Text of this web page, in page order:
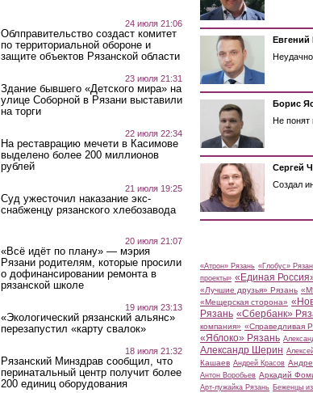
24 июля 21:06
Облправительство создаст комитет
по территориальной обороне и
защите объектов Рязанской области
23 июля 21:31
Здание бывшего «Детского мира» на
улице Соборной в Рязани выставили
на торги
22 июля 22:34
На реставрацию мечети в Касимове
выделено более 200 миллионов
рублей
21 июля 19:25
Суд ужесточил наказание экс-
снабженцу рязанского хлебозавода
20 июля 21:07
«Всё идёт по плану» — мэрия
Рязани родителям, которые просили
о дофинансировании ремонта в
рязанской школе
19 июля 23:13
«Экологический рязанский альянс»
перезапустил «карту свалок»
18 июля 21:32
Рязанский Минздрав сообщил, что
перинатальный центр получит более
200 единиц оборудования
Евгений
Борис
Не понят
Сергей
Создал
«Атрон» Рязань «Глобус»
проекты» «Единая
«Лучшие друзья» Рязань
«Мещерская сторона»
Рязань «Сбербанк»
компания» «Справедливая
«Яблоко» Рязань
Александр Шерин
Кашаев Андрей Красов
Антон Воробьев Аркадий
Арт-лужайка Рязань Беженцы